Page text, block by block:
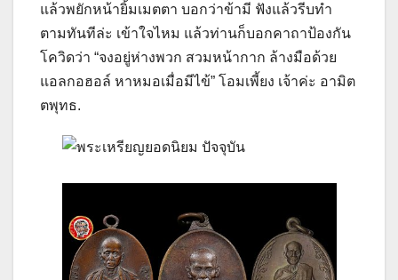
แล้วพยักหน้ายิ้มเมตตา บอกว่าข้ามี ฟังแล้วรีบทำ
ตามทันทีล่ะ เข้าใจไหม แล้วท่านก็บอกคาถาป้องกัน
โควิดว่า “จงอยู่ห่างพวก สวมหน้ากาก ล้างมือด้วย
แอลกอฮอล์ หาหมอเมื่อมีไข้” โอมเพี้ยง เจ้าค่ะ อามิต
ตพุทธ.